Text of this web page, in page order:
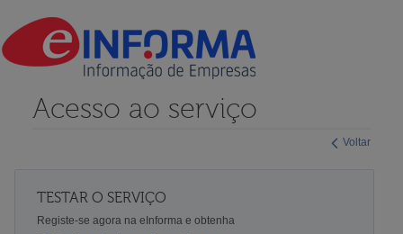
Voltar
Acesso ao serviço
TESTAR O SERVIÇO
Registe-se agora na eInforma e obtenha